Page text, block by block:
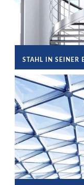
STAHL IN SEINER